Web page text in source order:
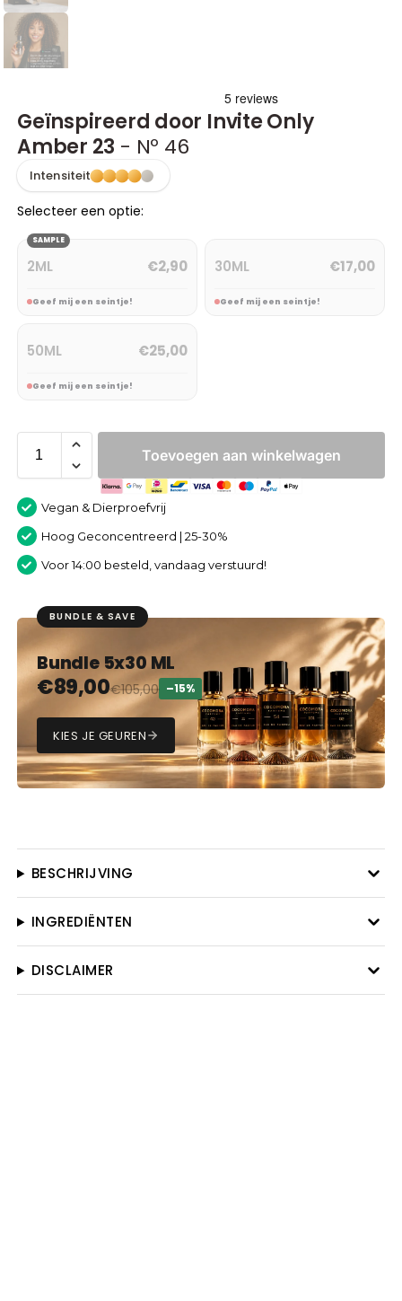
Geïnspireerd door Invite Only
Amber 23 - Nº 46
Intensiteit
Selecteer een optie:
SAMPLE
2ML
Geef mij een seintje!
€2,90 30ML
Geef mij een seintje!
€17,00
50ML
Geef mij een seintje!
€25,00
Toevoegen aan winkelwagen
Vegan & Dierproefvrij
Hoog Geconcentreerd | 25-30%
Voor 14:00 besteld, vandaag verstuurd!
BUNDLE & SAVE
Bundle 5x30 ML
€89,00€105,00 –15%
KIES JE GEUREN
BESCHRIJVING
INGREDIËNTEN
DISCLAIMER